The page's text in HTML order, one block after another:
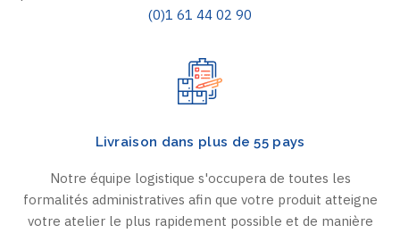
(0)1 61 44 02 90
Livraison dans plus de 55 pays
Notre équipe logistique s'occupera de toutes les
formalités administratives afin que votre produit atteigne
votre atelier le plus rapidement possible et de manière